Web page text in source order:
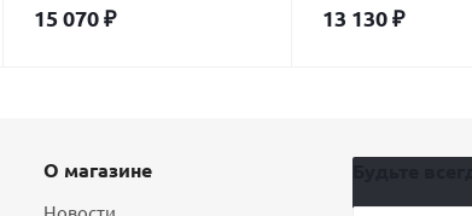
15 070₽ 13 130₽
О магазине
Новости